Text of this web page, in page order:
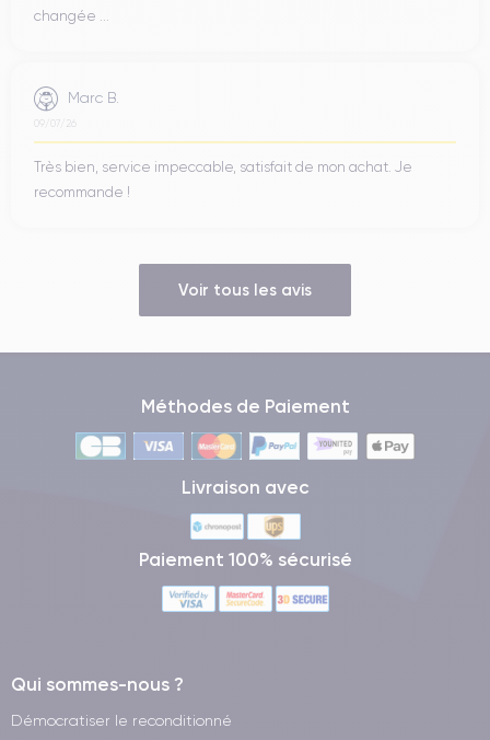
changée ...
Marc B.
09/07/26
Très bien, service impeccable, satisfait de mon achat. Je
recommande !
Voir tous les avis
Méthodes de Paiement
Livraison avec
Paiement 100% sécurisé
Qui sommes-nous ?
Démocratiser le reconditionné